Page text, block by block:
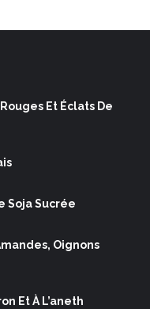
Et Éclats De
Soja Sucrée
Oignons
Et À L’aneth